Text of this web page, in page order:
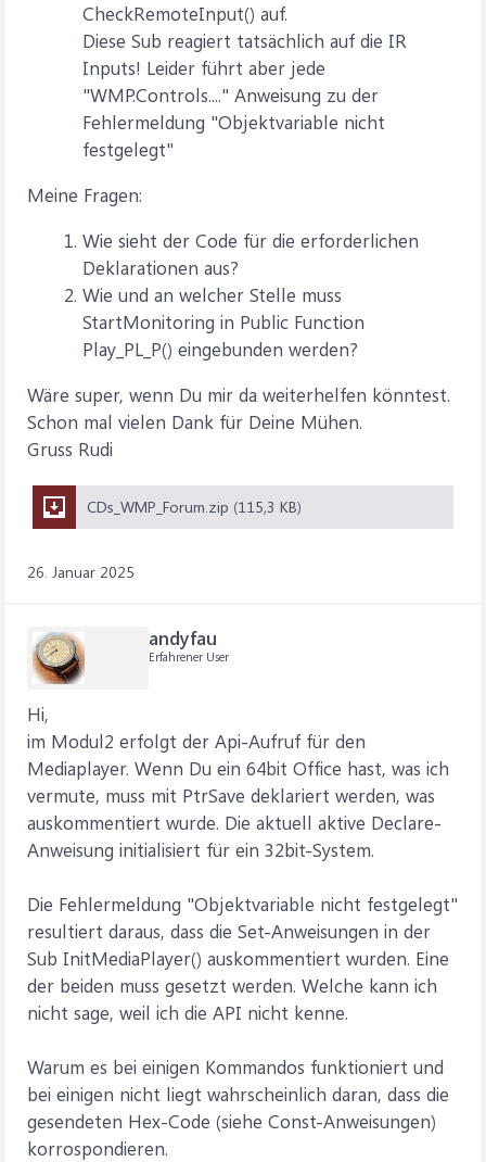
CheckRemoteInput() auf.
Diese Sub reagiert tatsächlich auf die IR
Inputs! Leider führt aber jede
"WMP.Controls...." Anweisung zu der
Fehlermeldung "Objektvariable nicht
festgelegt"
Meine Fragen:
Wie sieht der Code für die erforderlichen
Deklarationen aus?
Wie und an welcher Stelle muss
StartMonitoring in Public Function
Play_PL_P() eingebunden werden?
Wäre super, wenn Du mir da weiterhelfen könntest.
Schon mal vielen Dank für Deine Mühen.
Gruss Rudi
CDs_WMP_Forum.zip (115,3 KB)
26. Januar 2025
andyfau
Erfahrener User
Hi,
im Modul2 erfolgt der Api-Aufruf für den
Mediaplayer. Wenn Du ein 64bit Office hast, was ich
vermute, muss mit PtrSave deklariert werden, was
auskommentiert wurde. Die aktuell aktive Declare-
Anweisung initialisiert für ein 32bit-System.
Die Fehlermeldung "Objektvariable nicht festgelegt"
resultiert daraus, dass die Set-Anweisungen in der
Sub InitMediaPlayer() auskommentiert wurden. Eine
der beiden muss gesetzt werden. Welche kann ich
nicht sage, weil ich die API nicht kenne.
Warum es bei einigen Kommandos funktioniert und
bei einigen nicht liegt wahrscheinlich daran, dass die
gesendeten Hex-Code (siehe Const-Anweisungen)
korrospondieren.